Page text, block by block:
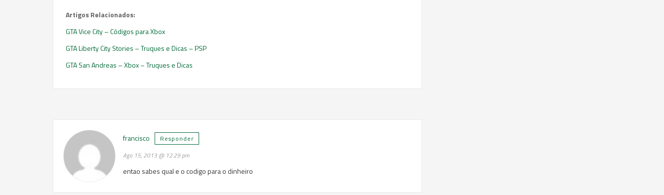
Artigos Relacionados:
GTA Vice City – Códigos para Xbox
GTA Liberty City Stories – Truques e Dicas – PSP
GTA San Andreas – Xbox – Truques e Dicas
francisco Responder
Ago 15, 2013 @ 12:29 pm
entao sabes qual e o codigo para o dinheiro